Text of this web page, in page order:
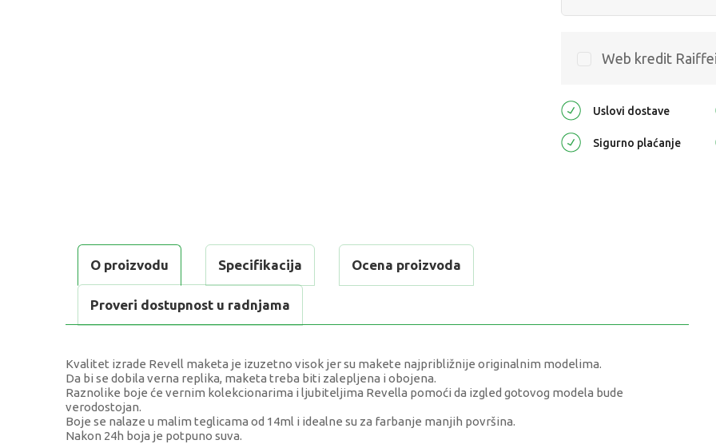
Web kredit
Uslovi dostave
Sigurno plaćanje
O proizvodu Specifikacija Ocena proizvoda
Proveri dostupnost u radnjama
Kvalitet izrade Revell maketa je izuzetno visok jer su makete najpribližnije originalnim modelima.
Da bi se dobila verna replika, maketa treba biti zalepljena i obojena.
Raznolike boje će vernim kolekcionarima i ljubiteljima Revella pomoći da izgled gotovog modela bude
verodostojan.
Boje se nalaze u malim teglicama od 14ml i idealne su za farbanje manjih površina.
Nakon 24h boja je potpuno suva.